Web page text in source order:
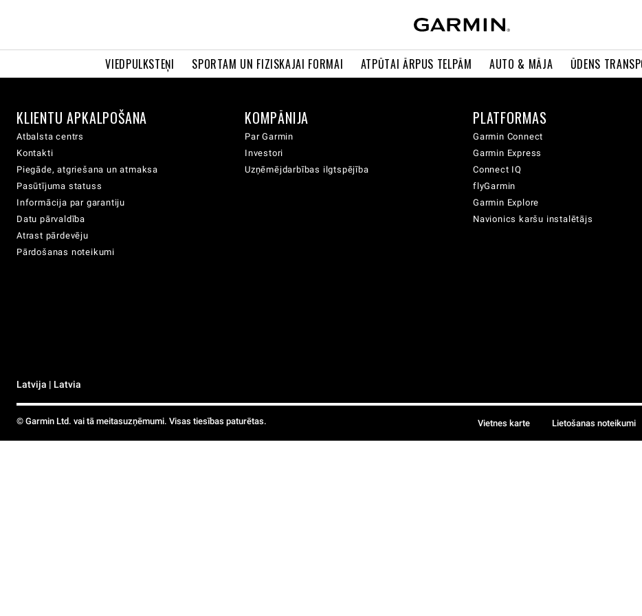
VIEDPULKSTEŅI SPORTAM UN FIZISKAJAI FORMAI ATPŪTAI ĀRPUS TELPĀM AUTO & MĀJA ŪDENS
KLIENTU APKALPOŠANA
Atbalsta centrs
Kontakti
Piegāde, atgriešana un atmaksa
Pasūtījuma statuss
Informācija par garantiju
Datu pārvaldība
Atrast pārdevēju
Pārdošanas noteikumi
KOMPĀNIJA
Par Garmin
Investori
Uzņēmējdarbības ilgtspējība
PLATFORMAS
Garmin Connect
Garmin Express
Connect IQ
flyGarmin
Garmin Explore
Navionics karšu instalētājs
Latvija | Latvia
© Garmin Ltd. vai tā meitasuzņēmumi. Visas tiesības paturētas. Vietnes karte Lietošanas noteikumi